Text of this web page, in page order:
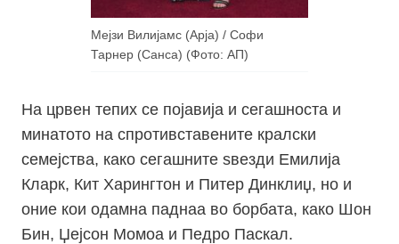
Мејзи Вилијамс (Арја) / Софи
Тарнер (Санса) (Фото: АП)
На црвен тепих се појавија и сегашноста и
минатото на спротивставените кралски
семејства, како сегашните ѕвезди Емилија
Кларк, Кит Харингтон и Питер Динклиџ, но и
оние кои одамна паднаа во борбата, како Шон
Бин, Џејсон Момоа и Педро Паскал.